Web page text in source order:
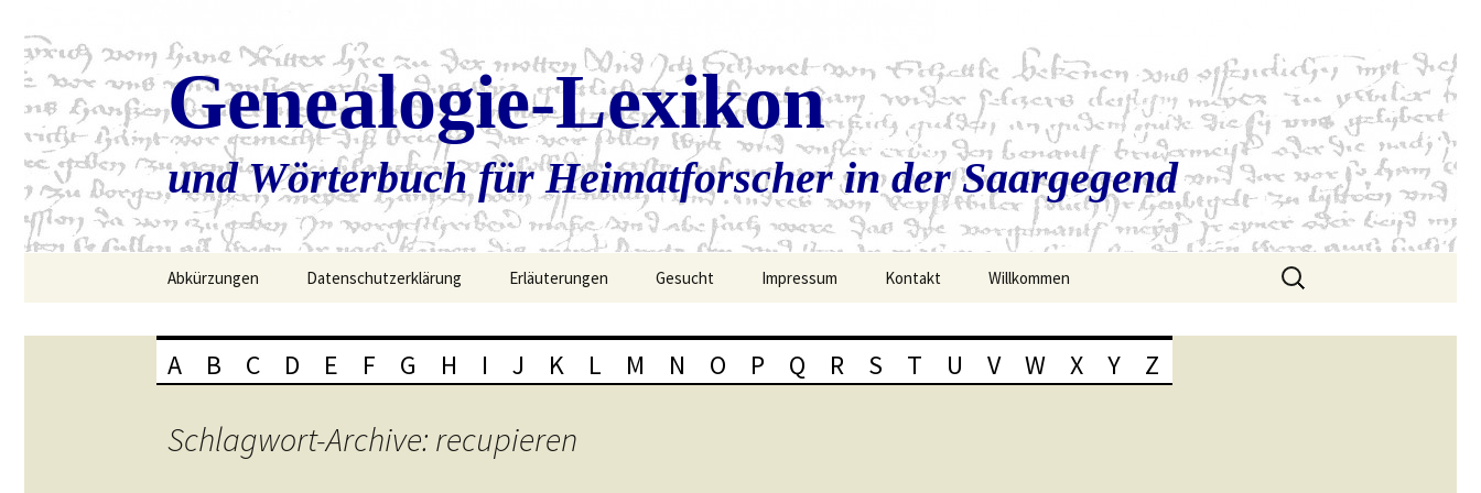
Genealogie-Lexikon
und Wörterbuch für Heimatforscher in der Saargegend
Abkürzungen Datenschutzerklärung Erläuterungen Gesucht Impressum Kontakt Willkommen
Suchen
nach:
A B C D E F G H I J K L M N O P Q R S T U V W X Y Z
Schlagwort-Archive: recupieren